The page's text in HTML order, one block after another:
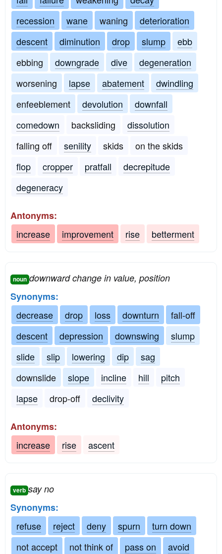
recession
wane waning
deterioration
descent
diminution drop slump
ebb
ebbing
downgrade dive
degeneration
worsening
lapse abatement
dwindling
enfeeblement
devolution
downfall
comedown
backsliding
dissolution
falling off
senility skids
on the skids
flop
cropper pratfall
decrepitude
degeneracy
Antonyms:
increase
improvement rise betterment
noun downward change in value, position
Synonyms:
decrease
drop loss downturn
fall-off
descent
depression downswing
slump
slide
slip lowering dip
sag
downslide
slope incline hill
pitch
lapse
drop-off declivity
Antonyms:
increase
rise ascent
verb say no
Synonyms:
refuse
reject deny spurn
turn down
not accept
not think of pass on
avoid